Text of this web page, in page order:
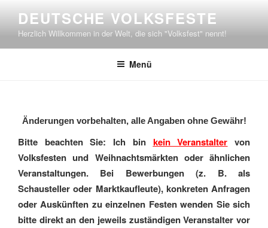
springen
DEUTSCHE VOLKSFESTE
Herzlich Willkommen in der Welt, die sich "Volksfest" nennt!
Menü
Änderungen vorbehalten, alle Angaben ohne Gewähr!
Bitte beachten Sie: Ich bin kein Veranstalter von
Volksfesten und Weihnachtsmärkten oder ähnlichen
Veranstaltungen. Bei Bewerbungen (z. B. als
Schausteller oder Marktkaufleute), konkreten Anfragen
oder Auskünften zu einzelnen Festen wenden Sie sich
bitte direkt an den jeweils zuständigen Veranstalter vor